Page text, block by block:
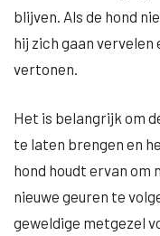
blijven. Als de hond
hij zich gaan
vertonen.
Het is belangrijk om
te laten brengen en
hond houdt ervan om
nieuwe geuren te
geweldige metgezel